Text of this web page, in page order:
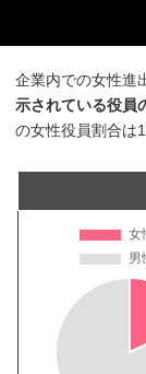
企業内での女性進
示されている役員
の女性役員割合は